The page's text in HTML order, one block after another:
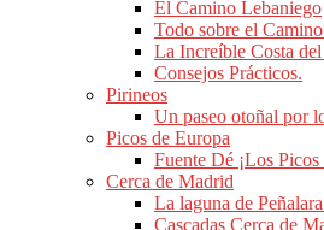
El Camino Lebaniego
Todo sobre el
La Increíble Costa del
Consejos Prácticos.
Pirineos
Un paseo otoñal por
Picos de Europa
Fuente Dé ¡Los
Cerca de Madrid
La laguna de
Cascadas Cerca de